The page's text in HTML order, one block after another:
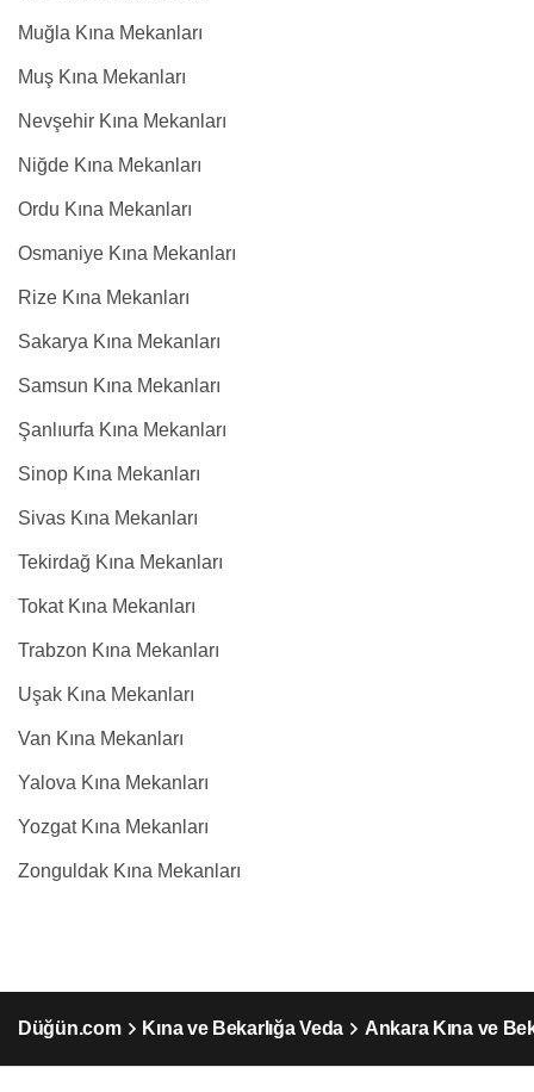
Muğla Kına Mekanları
Muş Kına Mekanları
Nevşehir Kına Mekanları
Niğde Kına Mekanları
Ordu Kına Mekanları
Osmaniye Kına Mekanları
Rize Kına Mekanları
Sakarya Kına Mekanları
Samsun Kına Mekanları
Şanlıurfa Kına Mekanları
Sinop Kına Mekanları
Sivas Kına Mekanları
Tekirdağ Kına Mekanları
Tokat Kına Mekanları
Trabzon Kına Mekanları
Uşak Kına Mekanları
Van Kına Mekanları
Yalova Kına Mekanları
Yozgat Kına Mekanları
Zonguldak Kına Mekanları
Düğün.com Kına ve Bekarlığa Veda Ankara Kına ve